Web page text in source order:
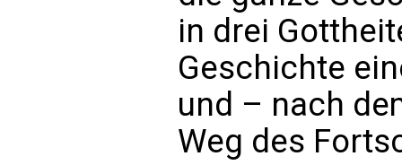
in drei
Geschichte
und – nach
Weg des